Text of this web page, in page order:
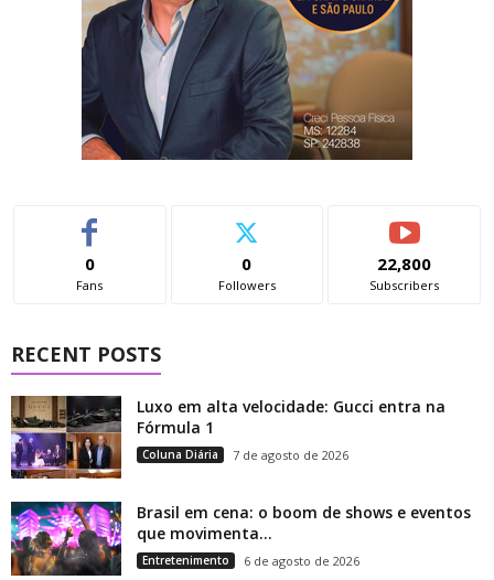
0
Fans
0
Followers
22,800
Subscribers
RECENT POSTS
Luxo em alta velocidade: Gucci entra na
Fórmula 1
Coluna Diária 7 de agosto de 2026
Brasil em cena: o boom de shows e eventos
que movimenta...
Entretenimento 6 de agosto de 2026